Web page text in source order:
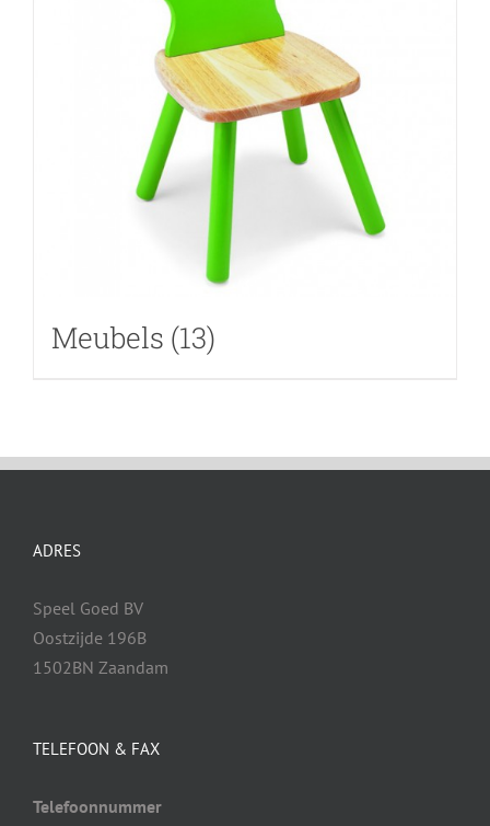
Meubels (13)
ADRES
Speel Goed BV
Oostzijde 196B
1502BN Zaandam
TELEFOON & FAX
Telefoonnummer